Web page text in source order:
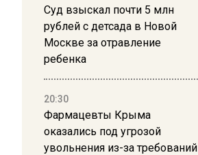
Суд взыскал почти 5 млн
рублей с детсада в Новой
Москве за отравление
ребенка
20:30
Фармацевты Крыма
оказались под угрозой
увольнения из-за требований